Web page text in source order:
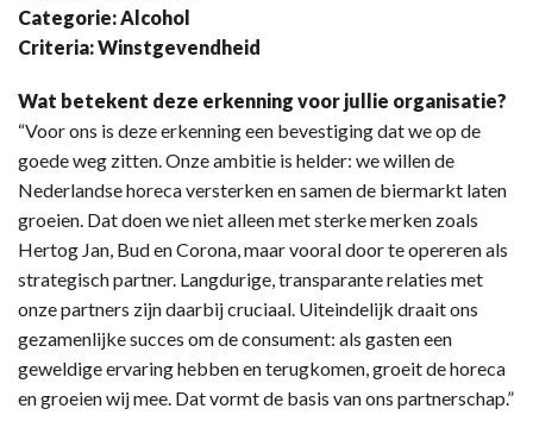
Categorie: Alcohol
Criteria: Winstgevendheid
Wat betekent deze erkenning voor jullie organisatie?
“Voor ons is deze erkenning een bevestiging dat we op de
goede weg zitten. Onze ambitie is helder: we willen de
Nederlandse horeca versterken en samen de biermarkt laten
groeien. Dat doen we niet alleen met sterke merken zoals
Hertog Jan, Bud en Corona, maar vooral door te opereren als
strategisch partner. Langdurige, transparante relaties met
onze partners zijn daarbij cruciaal. Uiteindelijk draait ons
gezamenlijke succes om de consument: als gasten een
geweldige ervaring hebben en terugkomen, groeit de horeca
en groeien wij mee. Dat vormt de basis van ons partnerschap.”